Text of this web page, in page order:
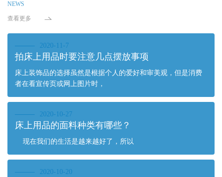
NEWS
查看更多
2020-11-7
拍床上用品时要注意几点摆放事项
床上装饰品的选择虽然是根据个人的爱好和审美观，但是消费
者在看宣传页或网上图片时，
2020-10-27
床上用品的面料种类有哪些？
现在我们的生活是越来越好了，所以
2020-10-20